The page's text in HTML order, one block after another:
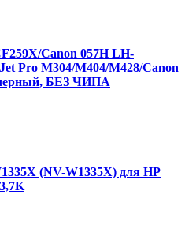
Canon 057H LH-
Pro M304/M404/M428/Canon
черный, БЕЗ ЧИПА
(NV-W1335X) для HP